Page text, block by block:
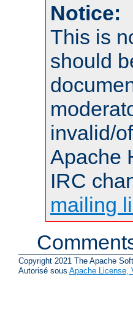
Notice:
This is
should
invalid/
Apache
IRC
mailing
Copyright 2021 The Apache
Autorisé sous Apache License,